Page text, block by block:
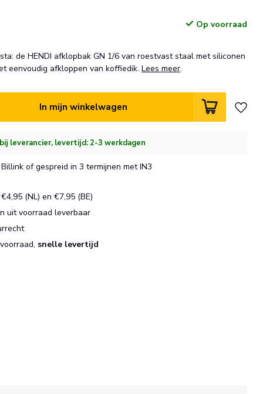
Op voorraad
de HENDI afklopbak GN 1/6 van roestvast staal met siliconen
eenvoudig afkloppen van koffiedik.Lees meer.
In mijn winkelwagen
leverancier, levertijd: 2-3 werkdagen
of gespreid in 3 termijnen met IN3
(NL) en €7,95 (BE)
uit voorraad leverbaar
snelle levertijd